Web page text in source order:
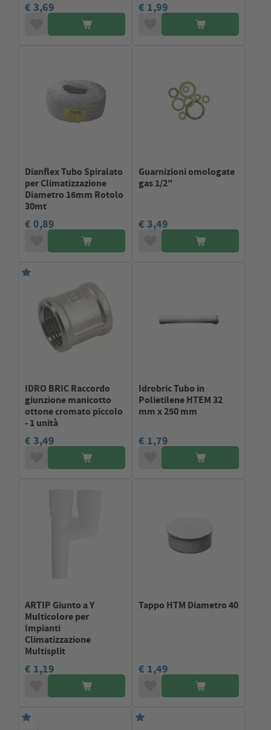
€ 3,69 € 1,99
Dianflex Tubo Spiralato
per Climatizzazione
Diametro 16mm Rotolo
30mt
€ 0,89
Guarnizioni omologate
gas 1/2"
€ 3,49
IDRO BRIC Raccordo
giunzione manicotto
ottone cromato piccolo
- 1 unità
€ 3,49
Idrobric Tubo in
Polietilene HTEM 32
mm x 250 mm
€ 1,79
ARTIP Giunto a Y
Multicolore per
Impianti
Climatizzazione
Multisplit
€ 1,19
Tappo HTM Diametro 40
€ 1,49